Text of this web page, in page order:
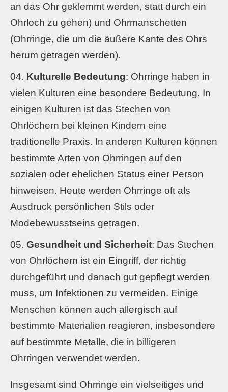
an das Ohr geklemmt werden, statt durch ein
Ohrloch zu gehen) und Ohrmanschetten
(Ohrringe, die um die äußere Kante des Ohrs
herum getragen werden).
Kulturelle Bedeutung: Ohrringe haben in
vielen Kulturen eine besondere Bedeutung. In
einigen Kulturen ist das Stechen von
Ohrlöchern bei kleinen Kindern eine
traditionelle Praxis. In anderen Kulturen können
bestimmte Arten von Ohrringen auf den
sozialen oder ehelichen Status einer Person
hinweisen. Heute werden Ohrringe oft als
Ausdruck persönlichen Stils oder
Modebewusstseins getragen.
Gesundheit und Sicherheit: Das Stechen
von Ohrlöchern ist ein Eingriff, der richtig
durchgeführt und danach gut gepflegt werden
muss, um Infektionen zu vermeiden. Einige
Menschen können auch allergisch auf
bestimmte Materialien reagieren, insbesondere
auf bestimmte Metalle, die in billigeren
Ohrringen verwendet werden.
Insgesamt sind Ohrringe ein vielseitiges und